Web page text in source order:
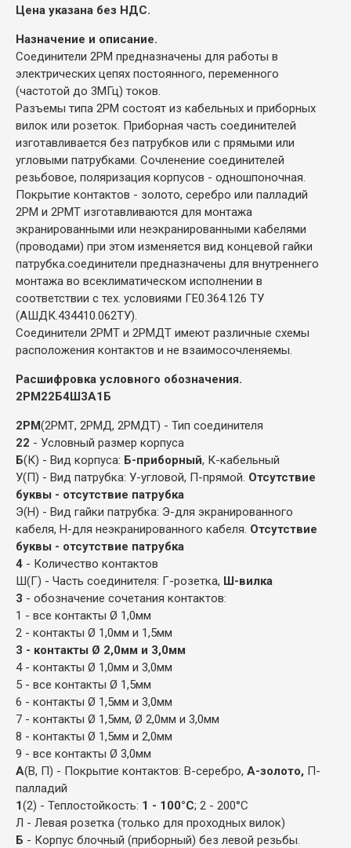
Цена указана без НДС.
Назначение и описание.
Соединители 2РМ предназначены для работы в
электрических цепях постоянного, переменного
(частотой до 3МГц) токов.
Разъемы типа 2РМ состоят из кабельных и приборных
вилок или розеток. Приборная часть соединителей
изготавливается без патрубков или с прямыми или
угловыми патрубками. Сочленение соединителей
резьбовое, поляризация корпусов - одношпоночная.
Покрытие контактов - золото, серебро или палладий
2РМ и 2РМТ изготавливаются для монтажа
экранированными или неэкранированными кабелями
(проводами) при этом изменяется вид концевой гайки
патрубка.соединители предназначены для внутреннего
монтажа во всеклиматическом исполнении в
соответствии с тех. условиями ГЕ0.364.126 ТУ
(АШДК.434410.062ТУ).
Соединители 2РМТ и 2РМДТ имеют различные схемы
расположения контактов и не взаимосочленяемы.
Расшифровка условного обозначения.
2РМ22Б4Ш3А1Б
2РМ(2РМТ, 2РМД, 2РМДТ) - Тип соединителя
22 - Условный размер корпуса
Б(К) - Вид корпуса: Б-приборный, К-кабельный
У(П) - Вид патрубка: У-угловой, П-прямой. Отсутствие
буквы - отсутствие патрубка
Э(Н) - Вид гайки патрубка: Э-для экранированного
кабеля, Н-для неэкранированного кабеля. Отсутствие
буквы - отсутствие патрубка
4 - Количество контактов
Ш(Г) - Часть соединителя: Г-розетка, Ш-вилка
3 - обозначение сочетания контактов:
1 - все контакты Ø 1,0мм
2 - контакты Ø 1,0мм и 1,5мм
3 - контакты Ø 2,0мм и 3,0мм
4 - контакты Ø 1,0мм и 3,0мм
5 - все контакты Ø 1,5мм
6 - контакты Ø 1,5мм и 3,0мм
7 - контакты Ø 1,5мм, Ø 2,0мм и 3,0мм
8 - контакты Ø 1,5мм и 2,0мм
9 - все контакты Ø 3,0мм
А(В, П) - Покрытие контактов: В-серебро, А-золото, П-
палладий
1(2) - Теплостойкость: 1 - 100°С; 2 - 200°С
Л - Левая розетка (только для проходных вилок)
Б - Корпус блочный (приборный) без левой резьбы.